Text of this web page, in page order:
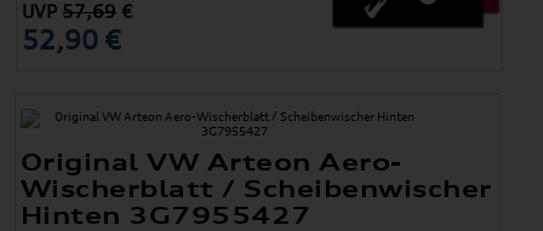
UVP57,69 €
52,90 €
Original VW Arteon Aero-
Wischerblatt / Scheibenwischer
Hinten 3G7955427